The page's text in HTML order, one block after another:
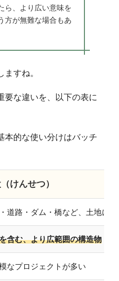
ら、より広い意味を
方が無難な場合もあ
すね。
要な違いを、以下の表に
本的な使い分けはバッチ
けんせつ）
道路・ダム・橋など、土地に
含む、より広範囲の構造物
なプロジェクトが多い